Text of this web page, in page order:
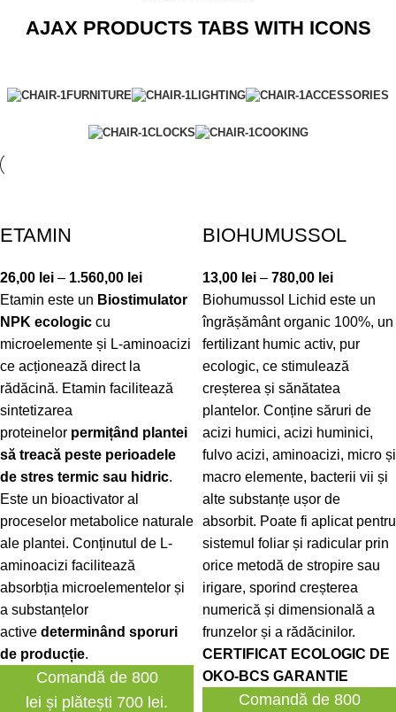
AJAX PRODUCTS TABS WITH ICONS
FURNITURE LIGHTING ACCESSORIES
CLOCKS COOKING
ETAMIN
26,00 lei – 1.560,00 lei
Etamin este un Biostimulator
NPK ecologic cu
microelemente și L-aminoacizi
ce acționează direct la
rădăcină. Etamin facilitează
sintetizarea
proteinelor permițând plantei
să treacă peste perioadele
de stres termic sau hidric.
Este un bioactivator al
proceselor metabolice naturale
ale plantei. Conținutul de L-
aminoacizi facilitează
absorbția microelementelor și
a substanțelor
active determinând sporuri
de producție.
Comandă de 800
lei și plătești 700 lei.
BIOHUMUSSOL
13,00 lei – 780,00 lei
Biohumussol Lichid este un
îngrășământ organic 100%, un
fertilizant humic activ, pur
ecologic, ce stimulează
creșterea și sănătatea
plantelor. Conține săruri de
acizi humici, acizi huminici,
fulvo acizi, aminoacizi, micro și
macro elemente, bacterii vii și
alte substanțe ușor de
absorbit. Poate fi aplicat pentru
sistemul foliar și radicular prin
orice metodă de stropire sau
irigare, sporind creșterea
numerică și dimensională a
frunzelor și a rădăcinilor.
CERTIFICAT ECOLOGIC DE
OKO-BCS GARANTIE
Comandă de 800